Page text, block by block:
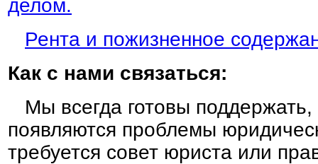
делом.
Рента и пожизненное
Как с нами связаться:
Мы всегда готовы поддержать,
появляются проблемы
требуется совет юриста или